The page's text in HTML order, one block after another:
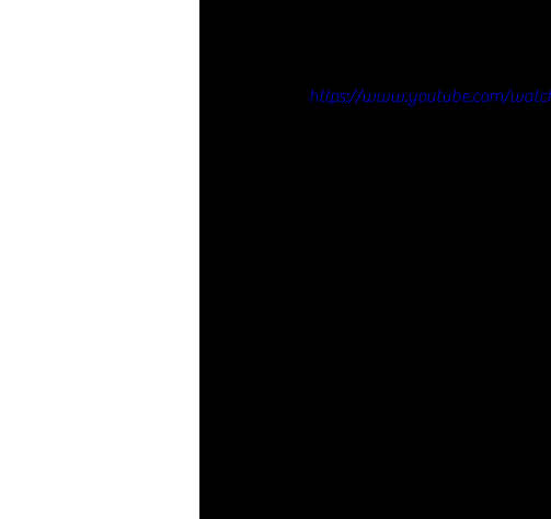
https://www.youtube.com/